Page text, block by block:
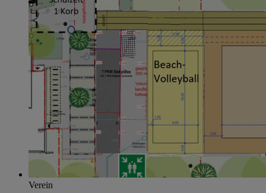
Verein